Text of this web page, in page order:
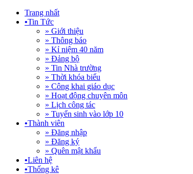
Trang nhất
•Tin Tức
» Giới thiệu
» Thông báo
» Kỉ niệm 40 năm
» Đảng bộ
» Tin Nhà trường
» Thời khóa biểu
» Công khai giáo dục
» Hoạt động chuyên môn
» Lịch công tác
» Tuyển sinh vào lớp 10
•Thành viên
» Đăng nhập
» Đăng ký
» Quên mật khẩu
•Liên hệ
•Thống kê